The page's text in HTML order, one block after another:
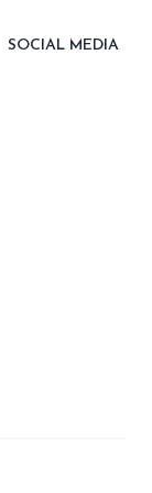
SOCIAL MEDIA